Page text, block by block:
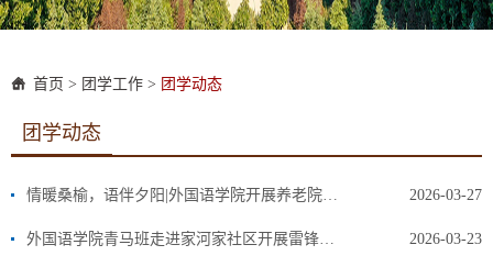
首页 > 团学工作 > 团学动态
团学动态
情暖桑榆，语伴夕阳|外国语学院开展养老院志愿活动 2026-03-27
外国语学院青马班走进家河家社区开展雷锋精神主题宣讲活动 2026-03-23